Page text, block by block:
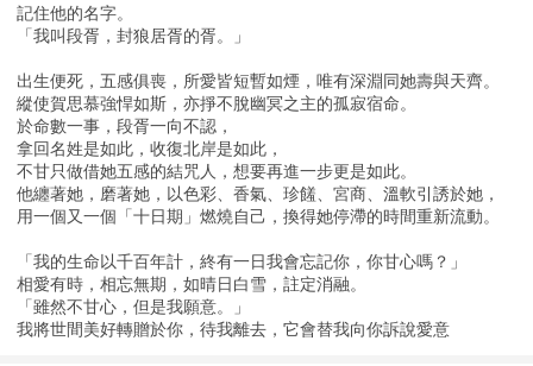
記住他的名字。
「我叫段胥，封狼居胥的胥。」
出生便死，五感俱喪，所愛皆短暫如煙，唯有深淵同她壽與天齊。
縱使賀思慕強悍如斯，亦掙不脫幽冥之主的孤寂宿命。
於命數一事，段胥一向不認，
拿回名姓是如此，收復北岸是如此，
不甘只做借她五感的結咒人，想要再進一步更是如此。
他纏著她，磨著她，以色彩、香氣、珍饈、宮商、溫軟引誘於她，
用一個又一個「十日期」燃燒自己，換得她停滯的時間重新流動。
「我的生命以千百年計，終有一日我會忘記你，你甘心嗎？」
相愛有時，相忘無期，如晴日白雪，註定消融。
「雖然不甘心，但是我願意。」
我將世間美好轉贈於你，待我離去，它會替我向你訴說愛意